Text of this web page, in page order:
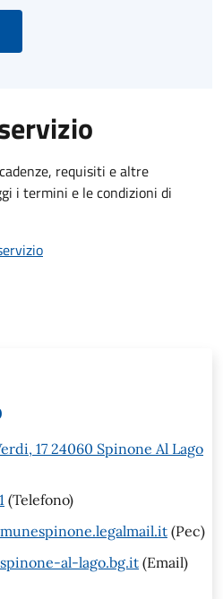
requisiti e altre
i termini e le condizioni di
17 24060 Spinone Al Lago
(Telefono)
(Pec)
al-lago.bg.it(Email)